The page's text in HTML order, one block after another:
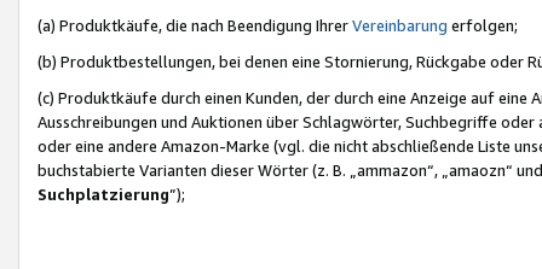
(a) Produktkäufe, die nach Beendigung IhrerVereinbarung erfolgen;
(b) Produktbestellungen, bei denen eine Stornierung, Rückgabe oder
(c) Produktkäufe durch einen Kunden, der durch eine Anzeige auf
Ausschreibungen und Auktionen über Schlagwörter, Suchbegriffe
oder eine andere Amazon-Marke (vgl. die nicht abschließende Liste
buchstabierte Varianten dieser Wörter (z. B. „ammazon“, „amaozn“
Suchplatzierung”);